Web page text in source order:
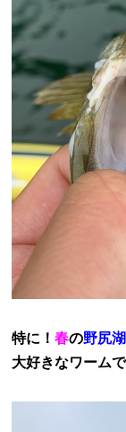
特に！春の野尻湖
大好きなワームで